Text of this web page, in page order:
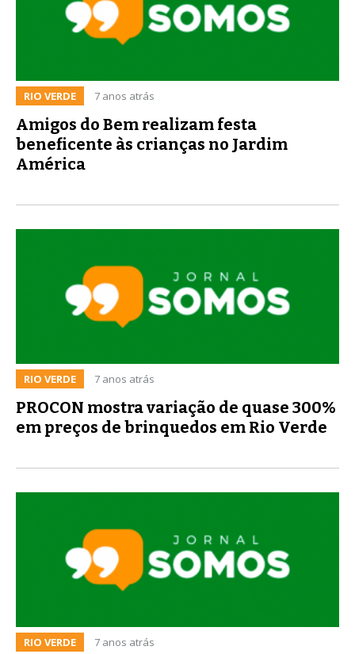
RIO VERDE 7 anos atrás
Amigos do Bem realizam festa
beneficente às crianças no Jardim
América
RIO VERDE 7 anos atrás
PROCON mostra variação de quase 300%
em preços de brinquedos em Rio Verde
RIO VERDE 7 anos atrás